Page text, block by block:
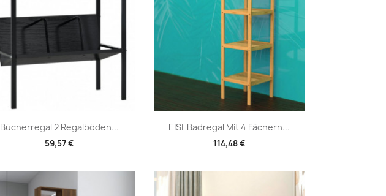
Bücherregal 2 Regalböden...
59,57 €
Vorschau EISL Badregal Mit 4 Fächern...
114,48 €
Vorschau